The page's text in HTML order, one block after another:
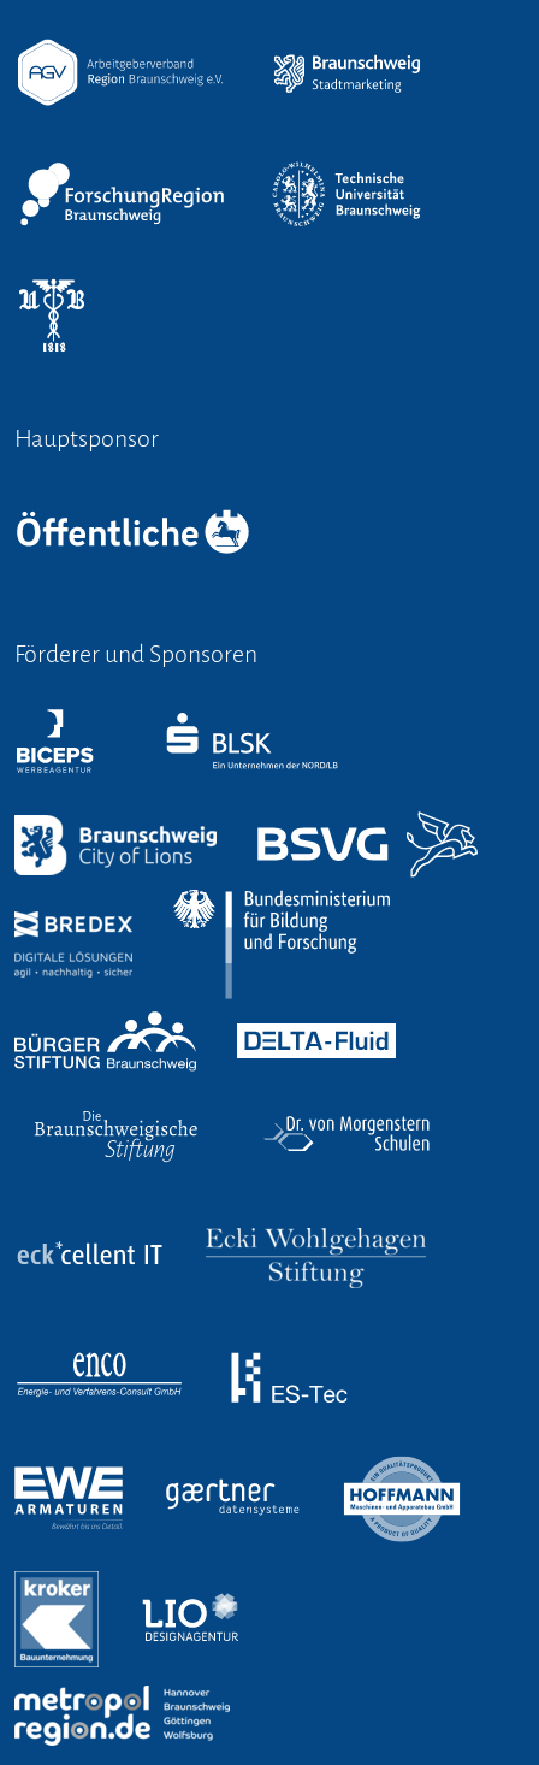
Hauptsponsor
Förderer und Sponsoren